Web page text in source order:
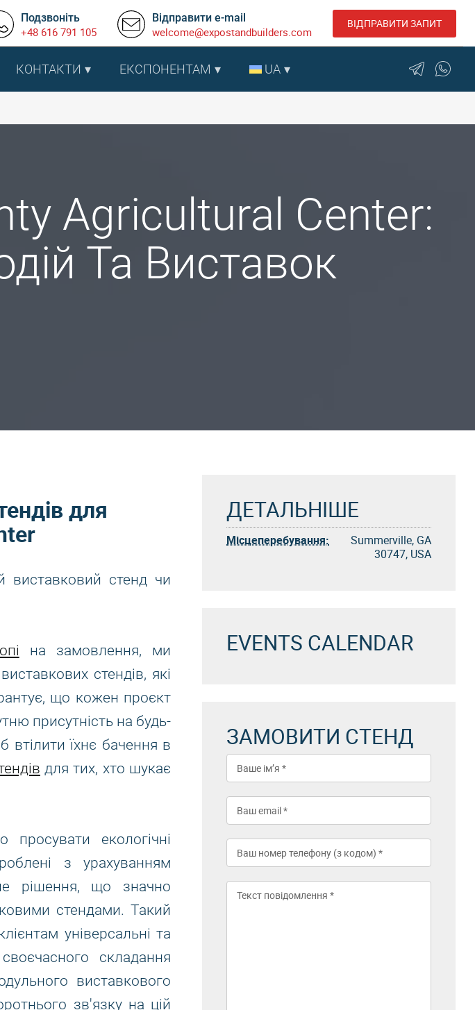
Подзвоніть
+48 616 791 105
Відправити e-mail
welcome@expostandbuilders.com
ВІДПРАВИТИ ЗАПИТ
КОНТАКТИ ЕКСПОНЕНТАМ UA
Agricultural Center:
Та Виставок
для
виставковий стенд чи
на замовлення, ми
стендів, які
що кожен проєкт
присутність на будь-
їхнє бачення в
для тих, хто шукає
екологічні
з урахуванням
рішення, що значно
стендами. Такий
універсальні та
складання
виставкового
зв'язку на цій
ДЕТАЛЬНІШЕ
Місцеперебування:
Summerville, GA
30747, USA
EVENTS CALENDAR
ЗАМОВИТИ СТЕНД